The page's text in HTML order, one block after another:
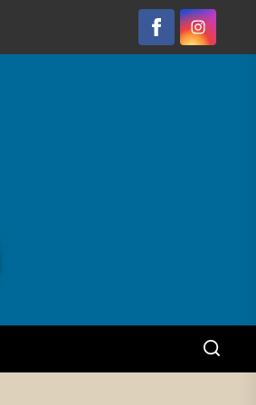
FacebookInstagram